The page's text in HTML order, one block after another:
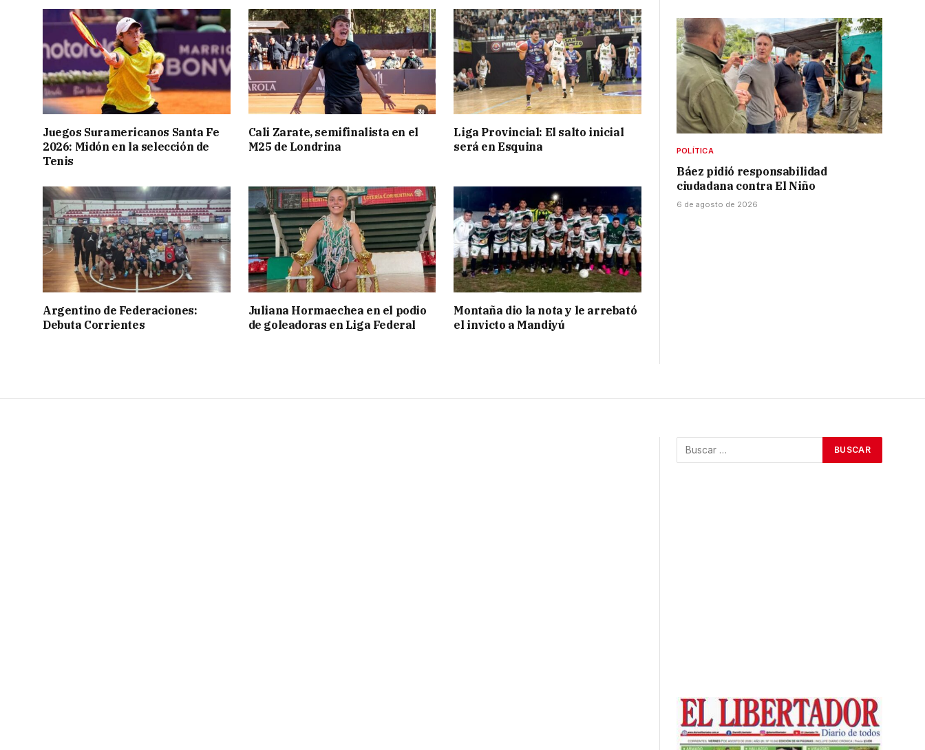
Juegos Suramericanos Santa Fe
2026: Midón en la selección de
Tenis
Cali Zarate, semifinalista en el
M25 de Londrina
Liga Provincial: El salto inicial
será en Esquina
Argentino de Federaciones:
Debuta Corrientes
Juliana Hormaechea en el podio
de goleadoras en Liga Federal
Montaña dio la nota y le arrebató
el invicto a Mandiyú
POLÍTICA
Báez pidió responsabilidad
ciudadana contra El Niño
6 de agosto de 2026